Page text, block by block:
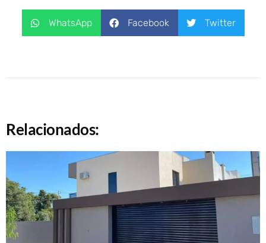
WhatsApp Facebook Twitter
Relacionados: